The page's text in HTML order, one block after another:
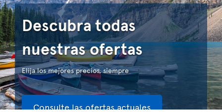
Descubra todas
nuestras ofertas
Elija los mejores precios, siempre
Consulte las ofertas actuales